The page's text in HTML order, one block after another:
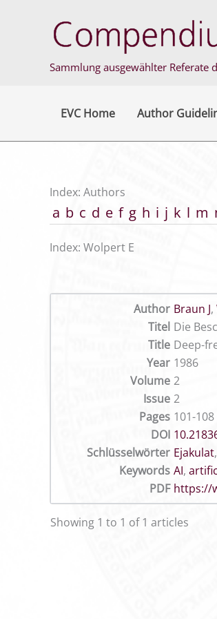
Sammlung ausgewählter
EVC Home Author
Index: Authors
a b c d e f g h i j k l m
Index: Wolpert E
Author Braun J,
Titel Die
Title Deep-
Year 1986
Volume 2
Issue 2
Pages 101-108
DOI
Schlüsselwörter Ejakulat,
Keywords AI,
PDF https://
Showing 1 to 1 of 1 articles